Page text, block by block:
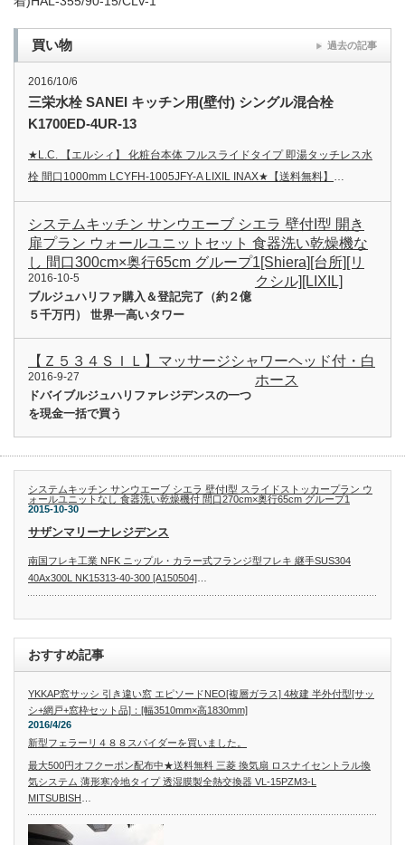
買い物 過去の記事
2016/10/6
三栄水栓 SANEI キッチン用(壁付) シングル混合栓
K1700ED-4UR-13
★L.C. 【エルシィ】 化粧台本体 フルスライドタイプ 即湯タッチレス水
栓 間口1000mm LCYFH-1005JFY-A LIXIL INAX★【送料無料】 …
システムキッチン サンウエーブ シエラ 壁付I型 開き
扉プラン ウォールユニットセット 食器洗い乾燥機な
し 間口300cm×奥行65cm グループ1[Shiera][台所][リ
クシル][LIXIL]
2016-10-5
ブルジュハリファ購入＆登記完了（約２億
５千万円） 世界一高いタワー
【Ｚ５３４ＳＩＬ】マッサージシャワーヘッド付・白
ホース
2016-9-27
ドバイブルジュハリファレジデンスの一つ
を現金一括で買う
システムキッチン サンウエーブ シエラ 壁付I型 スライドストッカープラン ウ
ォールユニットなし 食器洗い乾燥機付 間口270cm×奥行65cm グループ1
2015-10-30
サザンマリーナレジデンス
南国フレキ工業 NFK ニップル・カラー式フランジ型フレキ 継手SUS304
40Ax300L NK15313-40-300 [A150504]
おすすめ記事
YKKAP窓サッシ 引き違い窓 エピソードNEO[複層ガラス] 4枚建 半外付型[サッ
シ+網戸+窓枠セット品]：[幅3510mm×高1830mm]
2016/4/26
新型フェラーリ４８８スパイダーを買いました。
最大500円オフクーポン配布中★送料無料 三菱 換気扇 ロスナイセントラル換
気システム 薄形寒冷地タイプ 透湿膜製全熱交換器 VL-15PZM3-L
MITSUBISH